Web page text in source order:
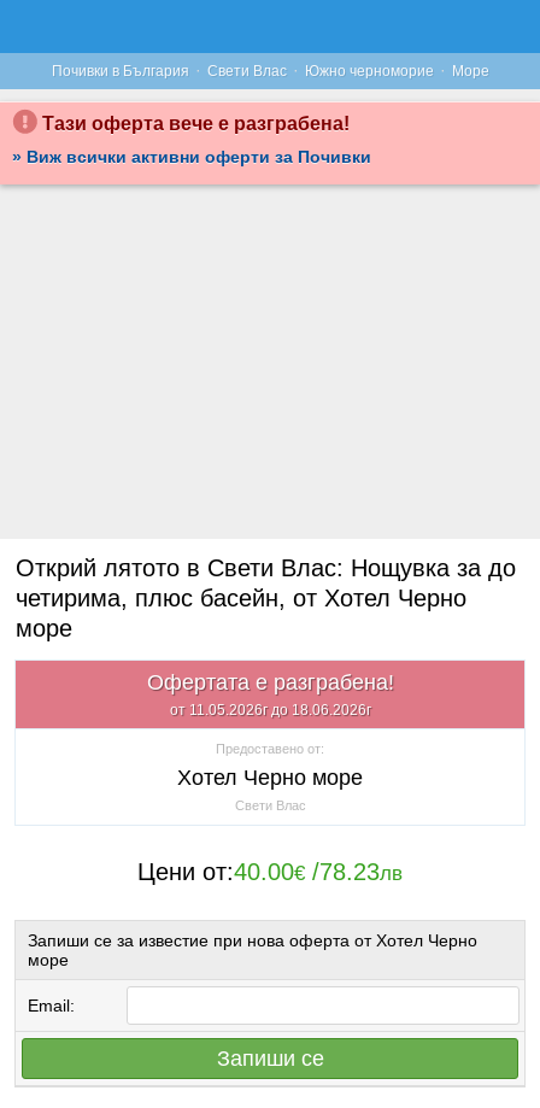
Почивки в България · Свети Влас · Южно черноморие · Море
Тази оферта вече е разграбена!
» Виж всички активни оферти за Почивки
Открий лятото в Свети Влас: Нощувка за до
четирима, плюс басейн, от Хотел Черно
море
Офертата е разграбена!
от 11.05.2026г до 18.06.2026г
Предоставено от:
Хотел Черно море
Свети Влас
Цени от:40.00€ /78.23лв
Запиши се за известие при нова оферта от Хотел Черно
море
Email:
Запиши се